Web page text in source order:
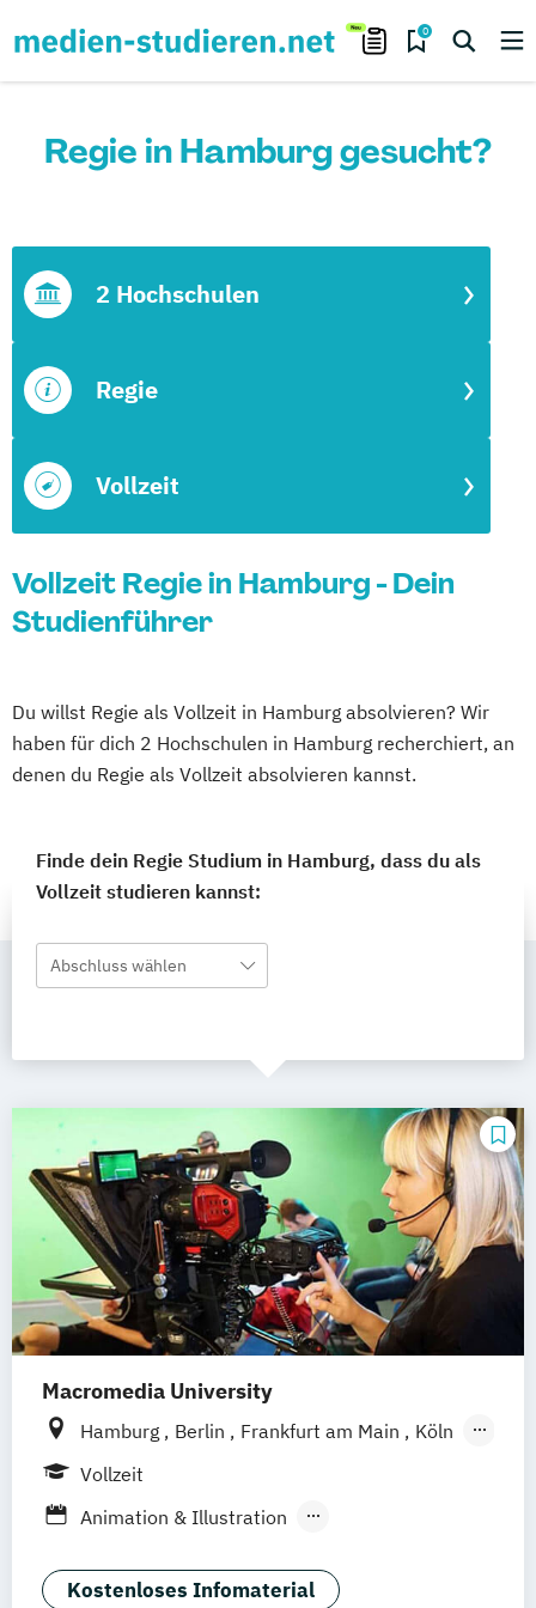
0
Regie in Hamburg gesucht?
Vollzeit
Regie
2 Hochschulen
Vollzeit Regie in Hamburg - Dein
Studienführer
Du willst Regie als Vollzeit in Hamburg absolvieren? Wir
haben für dich 2 Hochschulen in Hamburg recherchiert, an
denen du Regie als Vollzeit absolvieren kannst.
Finde dein Regie Studium in Hamburg, dass du als
Vollzeit studieren kannst:
Abschluss wählen
Macromedia University
Hamburg Berlin Frankfurt am Main
Köln
Leipzig
Vollzeit
Animation & Illustration
Design Management (EN)
Kostenloses Infomaterial